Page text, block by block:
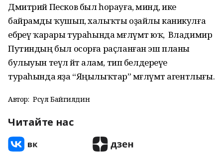
Дмитрий Песков был һорауға, миндә, ике
байрамды ҡушып, халыҡты оҙайлы каникулға
ебәреү ҡарары тураһында мәғлүмәт юҡ, ә Владимир
Путиндың был осорға раҫланған эш планы
булыуын теүәл әйтә алам, тип белдереүе
тураһында яҙа “Яңылыҡтар” мәғлүмәт агентлығы.
Автор: Рәсүл Байгилдин
Читайте нас